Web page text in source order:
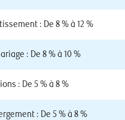
: De 8 % à 12 %
: De 8 % à 10 %
: De 5 % à 8 %
: De 5 % à 8 %